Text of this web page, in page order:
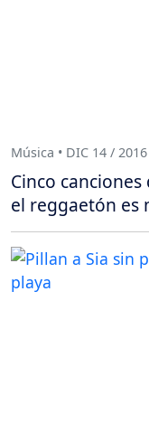
Música • DIC 14 / 2016
Cinco
el reggaetón es